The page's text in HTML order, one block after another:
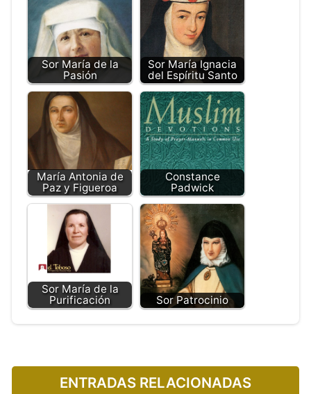
Sor María de la
Pasión
Sor María Ignacia
del Espíritu Santo
María Antonia de
Paz y Figueroa
Constance
Padwick
Sor María de la
Purificación
Sor Patrocinio
ENTRADAS RELACIONADAS